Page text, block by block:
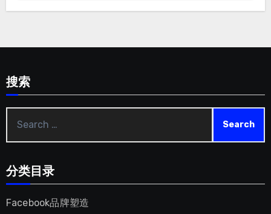
搜索
for:
分类目录
Facebook品牌塑造